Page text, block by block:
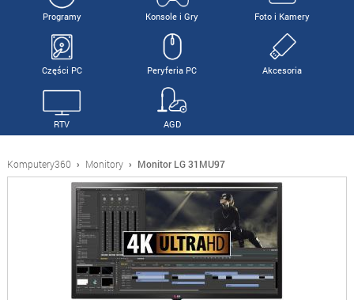
Programy Konsole i Gry Foto i Kamery
Części PC Peryferia PC Akcesoria
RTV AGD
Komputery360 › Monitory › Monitor LG 31MU97